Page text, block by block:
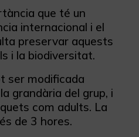
que té un
internacional i el
preservar aquests
i la biodiversitat.
ser modificada
grandària del grup, i
com adults. La
de 3 hores.